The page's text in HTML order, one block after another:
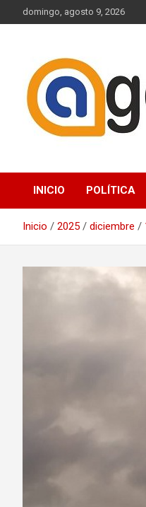
al
domingo, agosto 9, 2026
Agenda
INICIO POLÍTICA
Inicio 2025 diciembre